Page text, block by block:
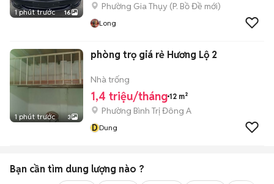
1 phút trước 16
Phường Gia Thụy (P. Bồ Đề mới)
Long
1 phút trước 3
phòng trọ giá rẻ Hương Lộ 2
Nhà trống
1,4 triệu/tháng 12 m²
Phường Bình Trị Đông A
DDung
Bạn cần tìm dung lượng nào ?